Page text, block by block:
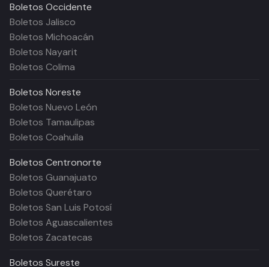
Boletos Occidente
Boletos Jalisco
Boletos Michoacán
Boletos Nayarit
Boletos Colima
Boletos Noreste
Boletos Nuevo León
Boletos Tamaulipas
Boletos Coahuila
Boletos Centronorte
Boletos Guanajuato
Boletos Querétaro
Boletos San Luis Potosí
Boletos Aguascalientes
Boletos Zacatecas
Boletos Sureste